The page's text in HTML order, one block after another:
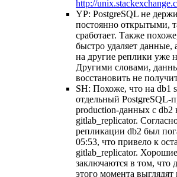
http://
YP: PostgreSQL не
постоянно открытыми,
сработает. Также
быстро удаляет данные,
на другие реплики уже
Другими словами,
восстановить не
SH: Похоже, что на db1
отдельный PostgreSQL-
production-данных с db2
gitlab_replicator.
репликации db2 был
05:53, что привело к
gitlab_replicator.
заключаются в том, что
этого момента